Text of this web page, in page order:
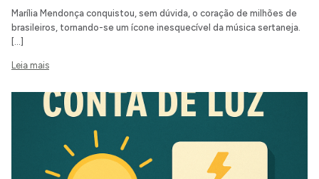
Marília Mendonça conquistou, sem dúvida, o coração de milhões de
brasileiros, tornando-se um ícone inesquecível da música sertaneja.
[…]
Leia mais